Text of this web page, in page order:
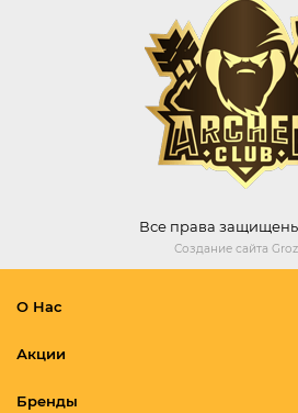
Все права
Создание сайта
О Нас
Акции
Бренды